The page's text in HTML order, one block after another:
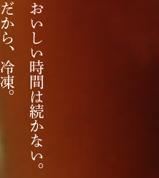
おいしい時間は続かない。
だから、冷凍。